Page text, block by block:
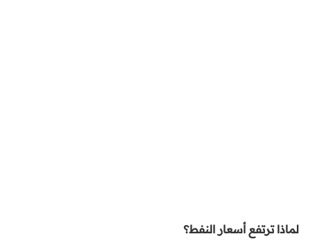
لماذا ترتفع أسعار النفط؟